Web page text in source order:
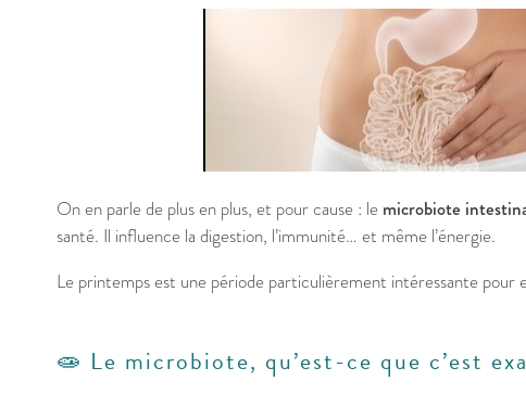
On en parle de plus en plus, et pour cause : le microbiote
santé. Il influence la digestion, l’immunité… et même l’énergie.
Le printemps est une période particulièrement intéressante pour
🧫 Le microbiote, qu’est-ce que c’est